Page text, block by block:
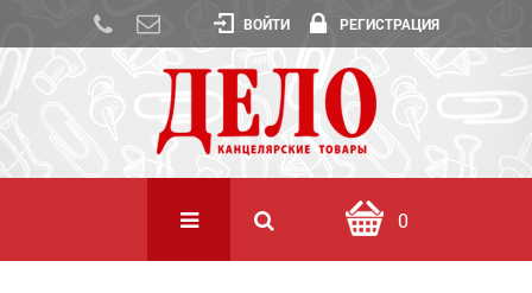
ВОЙТИ РЕГИСТРАЦИЯ
0